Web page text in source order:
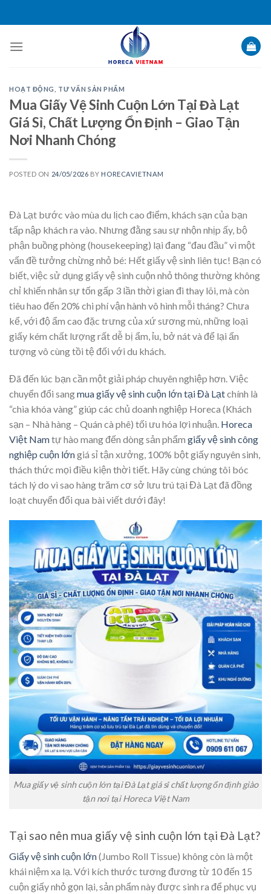
to
HOẠT ĐỘNG TƯ VẤN SẢN PHẨM
Mua Giấy Vệ Sinh Cuộn Lớn Tại Đà Lạt
Giá Sỉ, Chất Lượng Ổn Định – Giao Tận
Nơi Nhanh Chóng
POSTED ON 24/05/2026 BY HORECAVIETNAM
Đà Lạt bước vào mùa du lịch cao điểm, khách sạn của bạn
tấp nập khách ra vào. Nhưng đằng sau sự nhộn nhịp ấy, bộ
phận buồng phòng (housekeeping) lại đang “đau đầu” vì một
vấn đề tưởng chừng nhỏ bé: Hết giấy vệ sinh liên tục! Bạn có
biết, việc sử dụng giấy vệ sinh cuộn nhỏ thông thường không
chỉ khiến nhân sự tốn gấp 3 lần thời gian đi thay lõi, mà còn
tiêu hao đến 20% chi phí vận hành vô hình mỗi tháng? Chưa
kể, với độ ẩm cao đặc trưng của xứ sương mù, những loại
giấy kém chất lượng rất dễ bị ẩm, ỉu, bở nát và để lại ấn
tượng vô cùng tồi tệ đối với du khách.
Đã đến lúc bạn cần một giải pháp chuyên nghiệp hơn. Việc
chuyển đổi sangmua giấy vệ sinh cuộn lớn tại Đà Lạtchính là
“chìa khóa vàng” giúp các chủ doanh nghiệp Horeca (Khách
sạn – Nhà hàng – Quán cà phê) tối ưu hóa lợi nhuận. Horeca
Việt Namtự hào mang đến dòng sản phẩm giấy vệ sinh công
nghiệp cuộn lớngiá sỉ tận xưởng, 100% bột giấy nguyên sinh,
thách thức mọi điều kiện thời tiết. Hãy cùng chúng tôi bóc
tách lý do vì sao hàng trăm cơ sở lưu trú tại Đà Lạt đã đồng
loạt chuyển đổi qua bài viết dưới đây!
Mua giấy vệ sinh cuộn lớn tại Đà Lạt giá sỉ chất lượng ổn định giào
tận nơi tại Horeca Việt Nam
Tại sao nên mua giấy vệ sinh cuộn lớn tại Đà Lạt?
Giấy vệ sinh cuộn lớn(Jumbo Roll Tissue) không còn là một
khái niệm xa lạ. Với kích thước tương đương từ 10 đến 15
cuộn giấy nhỏ gọn lại, sản phẩm này được sinh ra để phục vụ